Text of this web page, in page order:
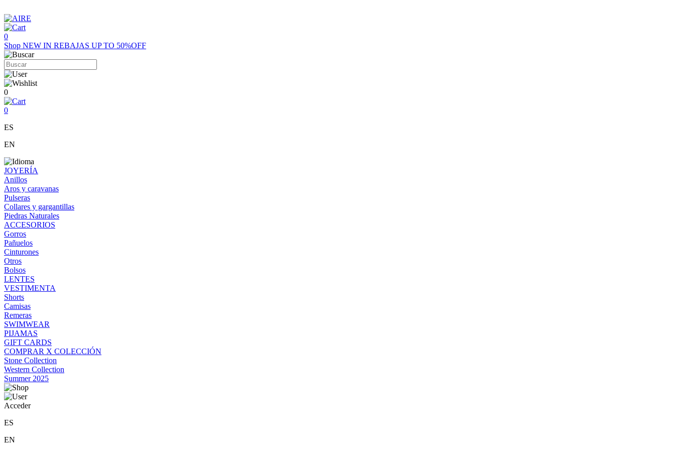
0
Shop NEW IN REBAJAS UP TO 50%OFF
0
0
ES
EN
JOYERÍA
Anillos
Aros y caravanas
Pulseras
Collares y gargantillas
Piedras Naturales
ACCESORIOS
Gorros
Pañuelos
Cinturones
Otros
Bolsos
LENTES
VESTIMENTA
Shorts
Camisas
Remeras
SWIMWEAR
PIJAMAS
GIFT CARDS
COMPRAR X COLECCIÓN
Stone Collection
Western Collection
Summer 2025
Acceder
ES
EN